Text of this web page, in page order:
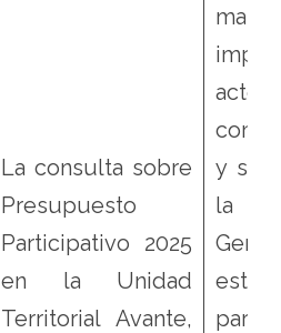
La consulta sobre
Presupuesto
Participativo 2025
en la Unidad
Territorial Avante,
acto
y se
la
este